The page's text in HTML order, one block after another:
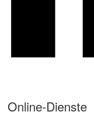
Online-Dienste